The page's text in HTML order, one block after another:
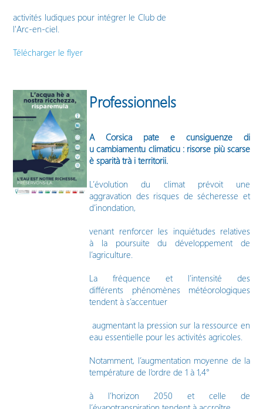
activités ludiques pour intégrer le Club de
l'Arc-en-ciel.
Télécharger le flyer
Professionnels
A Corsica pate e cunsiguenze di
u cambiamentu climaticu : risorse più scarse
è sparità trà i territorii.
L’évolution du climat prévoit une
aggravation des risques de sécheresse et
d’inondation,
venant renforcer les inquiétudes relatives
à la poursuite du développement de
l’agriculture.
La fréquence et l’intensité des
différents phénomènes météorologiques
tendent à s’accentuer
augmentant la pression sur la ressource en
eau essentielle pour les activités agricoles.
Notamment, l’augmentation moyenne de la
température de l’ordre de 1 à 1,4°
à l’horizon 2050 et celle de